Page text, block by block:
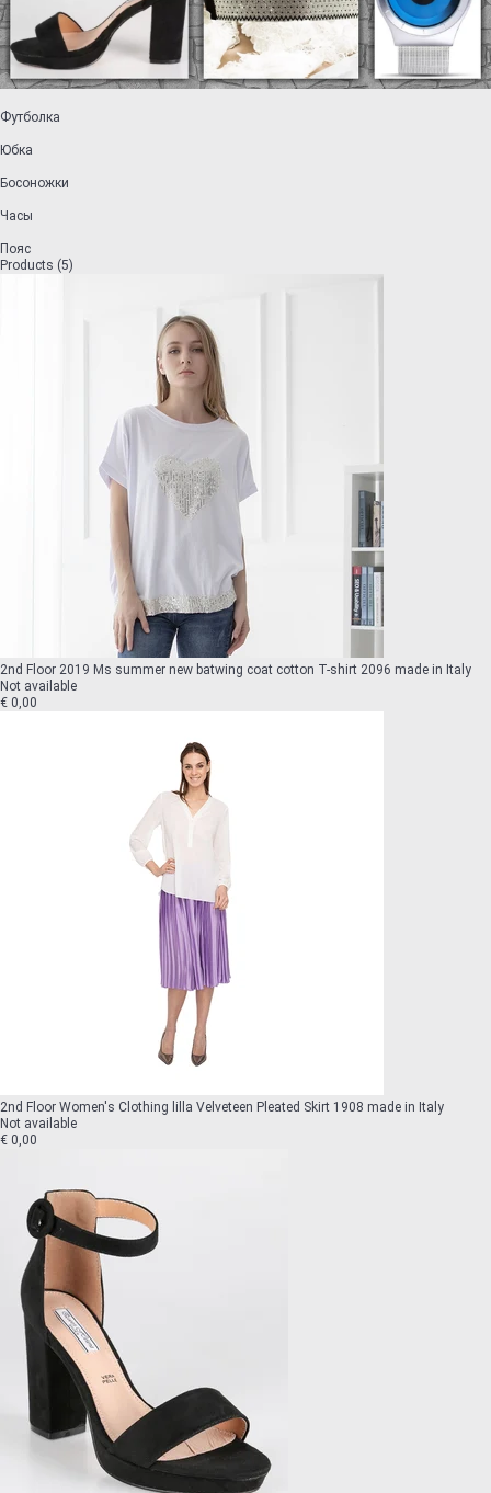
Футболка
Юбка
Босоножки
Часы
Пояс
Products (5)
2nd Floor 2019 Ms summer new batwing coat cotton T-shirt 2096 made in Italy
Not available
€ 0,00
2nd Floor Women's Clothing lilla Velveteen Pleated Skirt 1908 made in Italy
Not available
€ 0,00